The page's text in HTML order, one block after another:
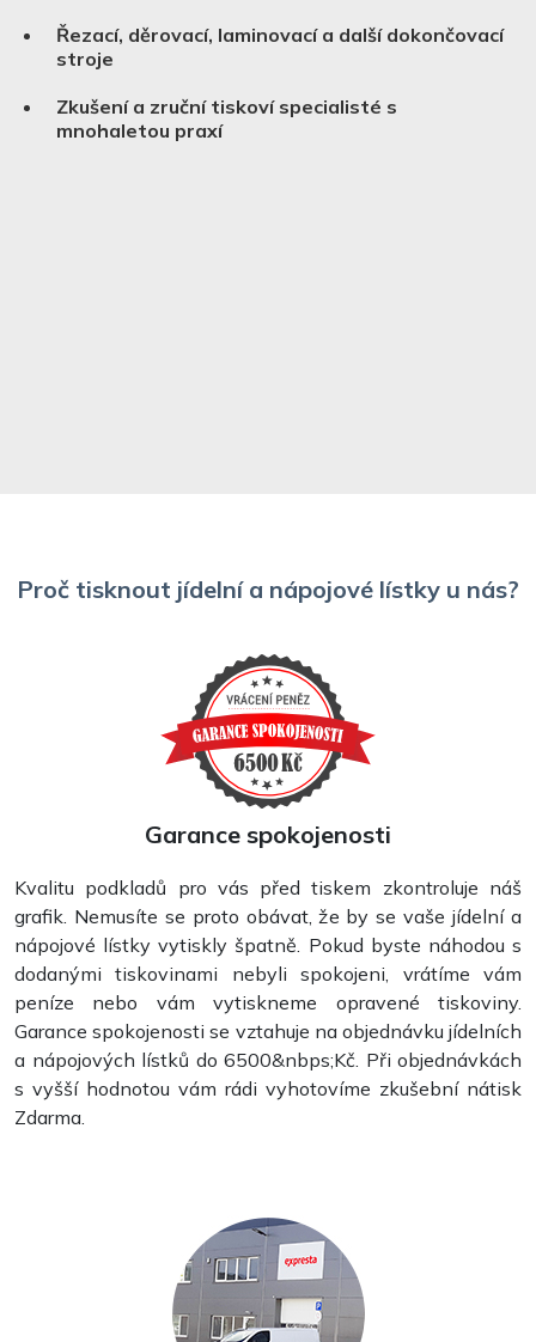
Řezací, děrovací, laminovací a další dokončovací
stroje
Zkušení a zruční tiskoví specialisté s
mnohaletou praxí
Proč tisknout jídelní a nápojové lístky u nás?
Garance spokojenosti
Kvalitu podkladů pro vás před tiskem zkontroluje náš
grafik. Nemusíte se proto obávat, že by se vaše jídelní a
nápojové lístky vytiskly špatně. Pokud byste náhodou s
dodanými tiskovinami nebyli spokojeni, vrátíme vám
peníze nebo vám vytiskneme opravené tiskoviny.
Garance spokojenosti se vztahuje na objednávku jídelních
a nápojových lístků do 6500&nbps;Kč. Při objednávkách
s vyšší hodnotou vám rádi vyhotovíme zkušební nátisk
Zdarma.